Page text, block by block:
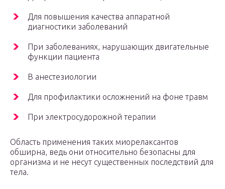
Для повышения качества аппаратной
диагностики заболеваний
При заболеваниях, нарушающих двигательные
функции пациента
В анестезиологии
Для профилактики осложнений на фоне травм
При электросудорожной терапии
Область применения таких миорелаксантов
обширна, ведь они относительно безопасны для
организма и не несут существенных последствий для
тела.